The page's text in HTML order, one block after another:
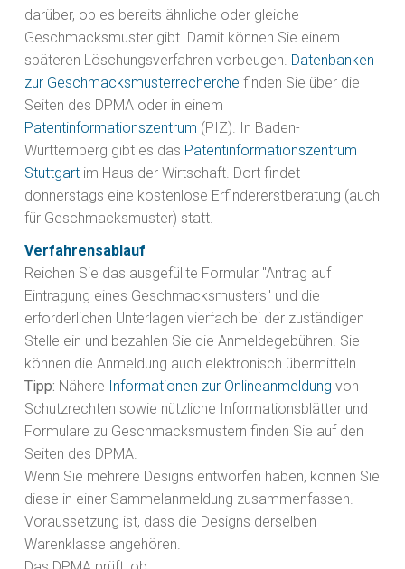
darüber, ob es bereits ähnliche oder gleiche
Geschmacksmuster gibt. Damit können Sie einem
späteren Löschungsverfahren vorbeugen. Datenbanken
zur Geschmacksmusterrecherche finden Sie über die
Seiten des DPMA oder in einem
Patentinformationszentrum (PIZ). In Baden-
Württemberg gibt es das Patentinformationszentrum
Stuttgart im Haus der Wirtschaft. Dort findet
donnerstags eine kostenlose Erfindererstberatung (auch
für Geschmacksmuster) statt.
Verfahrensablauf
Reichen Sie das ausgefüllte Formular "Antrag auf
Eintragung eines Geschmacksmusters" und die
erforderlichen Unterlagen vierfach bei der zuständigen
Stelle ein und bezahlen Sie die Anmeldegebühren. Sie
können die Anmeldung auch elektronisch übermitteln.
Tipp: Nähere Informationen zur Onlineanmeldung von
Schutzrechten sowie nützliche Informationsblätter und
Formulare zu Geschmacksmustern finden Sie auf den
Seiten des DPMA.
Wenn Sie mehrere Designs entworfen haben, können Sie
diese in einer Sammelanmeldung zusammenfassen.
Voraussetzung ist, dass die Designs derselben
Warenklasse angehören.